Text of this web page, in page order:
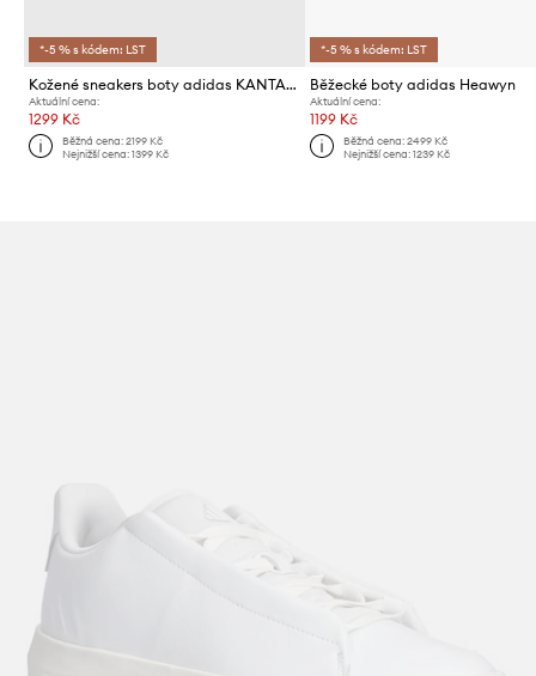
*-5 % s kódem: LST
Kožené sneakers boty adidas KANTANA
Aktuální cena:
1299 Kč
Běžná cena:2199 Kč
Nejnižší cena:1399 Kč
*-5 % s kódem: LST
Běžecké boty adidas Heawyn
Aktuální cena:
1199 Kč
Běžná cena: 2499 Kč
Nejnižší cena: 1239 Kč